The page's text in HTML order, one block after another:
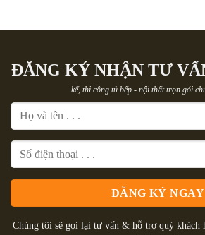
ĐĂNG KÝ NHẬN TƯ
kế, thi công tủ bếp - nội thất trọn gói
Chúng tôi sẽ gọi lại tư vấn & hỗ trợ quý khách